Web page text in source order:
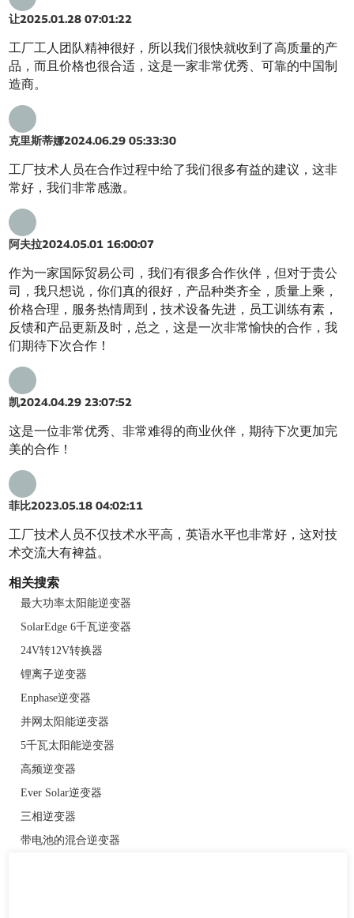
让2025.01.28 07:01:22
工厂工人团队精神很好，所以我们很快就收到了高质量的产
品，而且价格也很合适，这是一家非常优秀、可靠的中国制
造商。
克里斯蒂娜2024.06.29 05:33:30
工厂技术人员在合作过程中给了我们很多有益的建议，这非
常好，我们非常感激。
阿夫拉2024.05.01 16:00:07
作为一家国际贸易公司，我们有很多合作伙伴，但对于贵公
司，我只想说，你们真的很好，产品种类齐全，质量上乘，
价格合理，服务热情周到，技术设备先进，员工训练有素，
反馈和产品更新及时，总之，这是一次非常愉快的合作，我
们期待下次合作！
凯2024.04.29 23:07:52
这是一位非常优秀、非常难得的商业伙伴，期待下次更加完
美的合作！
菲比2023.05.18 04:02:11
工厂技术人员不仅技术水平高，英语水平也非常好，这对技
术交流大有裨益。
相关搜索
最大功率太阳能逆变器
SolarEdge 6千瓦逆变器
24V转12V转换器
锂离子逆变器
Enphase逆变器
并网太阳能逆变器
5千瓦太阳能逆变器
高频逆变器
Ever Solar逆变器
三相逆变器
带电池的混合逆变器